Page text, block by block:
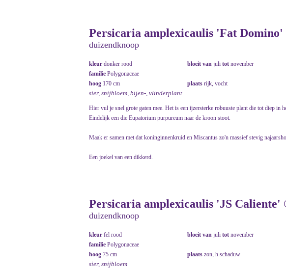
Persicaria amplexicaulis 'Fat
duizendknoop
kleur donker rood bloeit van juli tot november
familie Polygonaceae
hoog 170 cm plaats rijk, vocht
sier, snijbloem, bijen-, vlinderplant
Hier vul je snel grote gaten mee. Het is een ijzersterke robuuste plant die tot diep in
Eindelijk een die Eupatorium purpureum naar de kroon stoot.
Maak er samen met dat koninginnenkruid en Miscantus zo'n massief stevig
Een joekel van een dikkerd.
Persicaria amplexicaulis 'JS
duizendknoop
kleur fel rood bloeit van juli tot november
familie Polygonaceae
hoog 75 cm plaats zon, h.schaduw
sier, snijbloem